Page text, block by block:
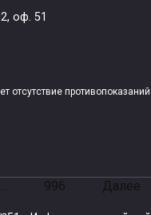
крем и
воспалительных
996 Далее
оф. 51
отсутствие противопоказаний.